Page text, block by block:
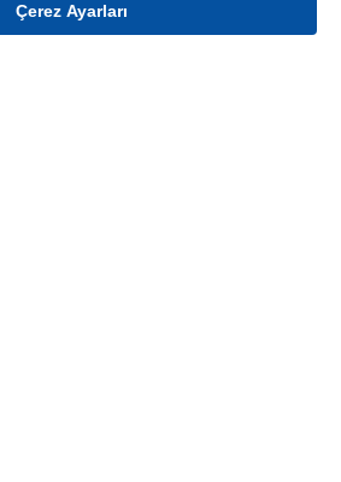
Gelince Haber Ver
Çerez Ayarları